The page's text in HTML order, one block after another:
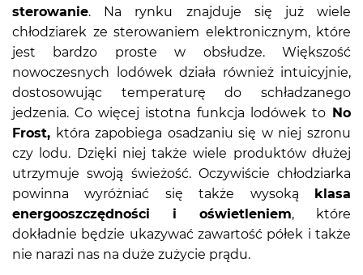
sterowanie. Na rynku znajduje się już wiele
chłodziarek ze sterowaniem elektronicznym, które
jest bardzo proste w obsłudze. Większość
nowoczesnych lodówek działa również intuicyjnie,
dostosowując temperaturę do schładzanego
jedzenia. Co więcej istotna funkcja lodówek toNo
Frost, która zapobiega osadzaniu się w niej szronu
czy lodu. Dzięki niej także wiele produktów dłużej
utrzymuje swoją świeżość. Oczywiście chłodziarka
powinna wyróżniać się także wysoką klasa
energooszczędności i oświetleniem, które
dokładnie będzie ukazywać zawartość półek i także
nie narazi nas na duże zużycie prądu.